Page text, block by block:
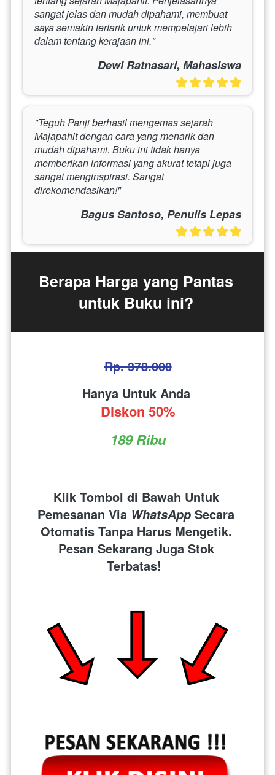
sangat jelas dan mudah dipahami, membuat
saya semakin tertarik untuk mempelajari lebih
dalam tentang kerajaan ini."
Dewi Ratnasari, Mahasiswa
"Teguh Panji berhasil mengemas sejarah
Majapahit dengan cara yang menarik dan
mudah dipahami. Buku ini tidak hanya
memberikan informasi yang akurat tetapi juga
sangat menginspirasi. Sangat
direkomendasikan!"
Bagus Santoso, Penulis Lepas
Berapa Harga yang Pantas
untuk Buku ini?
Rp. 378.000
Hanya Untuk Anda
Diskon 50%
189 Ribu
Klik Tombol di Bawah Untuk
Pemesanan Via WhatsApp Secara
Otomatis Tanpa Harus Mengetik.
Pesan Sekarang Juga Stok
Terbatas!